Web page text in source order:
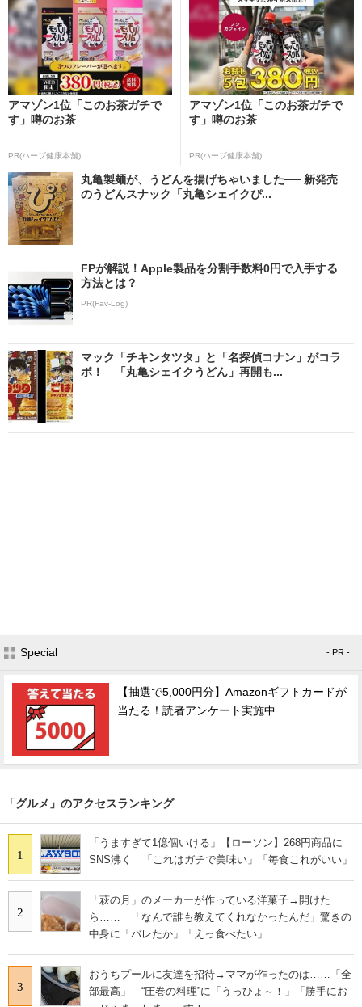
アマゾン1位「このお茶ガチで
す」噂のお茶
PR(ハーブ健康本舗)
アマゾン1位「このお茶ガチで
す」噂のお茶
PR(ハーブ健康本舗)
丸亀製麺が、うどんを揚げちゃいました── 新発売
のうどんスナック「丸亀シェイクぴ...
FPが解説！Apple製品を分割手数料0円で入手する
方法とは？
PR(Fav-Log)
マック「チキンタツタ」と「名探偵コナン」がコラ
ボ！ 「丸亀シェイクうどん」再開も...
Special - PR -
【抽選で5,000円分】Amazonギフトカードが
当たる！読者アンケート実施中
「グルメ」のアクセスランキング
1
「うますぎて1億個いける」【ローソン】268円商品に
SNS沸く 「これはガチで美味い」「毎食これがいい」
2
「萩の月」のメーカーが作っている洋菓子→開けた
ら…… 「なんで誰も教えてくれなかったんだ」驚きの
中身に「バレたか」「えっ食べたい」
3
おうちプールに友達を招待→ママが作ったのは……「全
部最高」 “圧巻の料理”に「うっひょ～！」「勝手にお